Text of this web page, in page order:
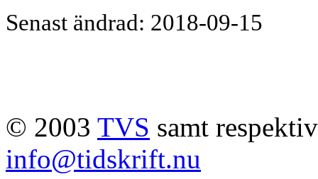
Senast ändrad: 2018-09-15
© 2003 TVS samt
info@tidskrift.nu